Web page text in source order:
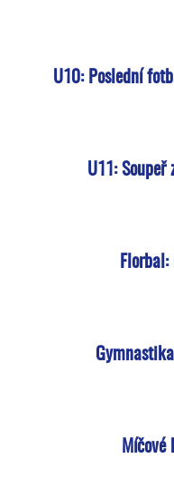
U10: Poslední
U11: Soupeř
Míčové